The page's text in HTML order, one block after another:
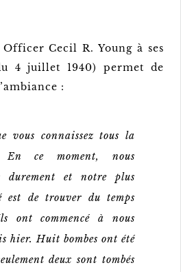
Cecil R. Young à ses
4 juillet 1940) permet de
:
vous connaissez tous la
ce moment, nous
durement et notre plus
est de trouver du temps
ont commencé à nous
hier. Huit bombes ont été
deux sont tombés